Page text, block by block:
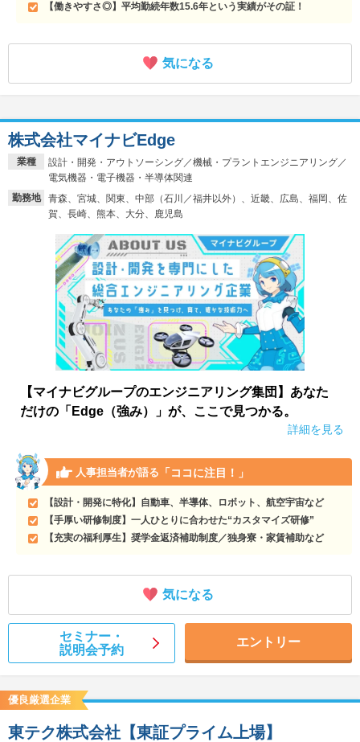
【働きやすさ◎】平均勤続年数15.6年という実績がその証！
気になる
業種
設計・開発・アウトソーシング／機械・プラントエンジニアリング／
電気機器・電子機器・半導体関連
勤務地
青森、宮城、関東、中部（石川／福井以外）、近畿、広島、福岡、佐
賀、長崎、熊本、大分、鹿児島
株式会社マイナビEdge
【マイナビグループのエンジニアリング集団】あなた
だけの「Edge（強み）」が、ここで見つかる。
詳細を見る
人事担当者が語る 「ココに注目！」
【設計・開発に特化】自動車、半導体、ロボット、航空宇宙など
【手厚い研修制度】一人ひとりに合わせた“カスタマイズ研修”
【充実の福利厚生】奨学金返済補助制度／独身寮・家賃補助など
気になる
セミナー・
説明会予約
エントリー
優良厳選企業
東テク株式会社【東証プライム上場】